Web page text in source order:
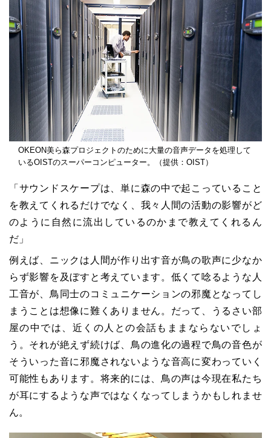
OKEON美ら森プロジェクトのために大量の音声データを処理して
いるOISTのスーパーコンピューター。（提供：OIST）
「サウンドスケープは、単に森の中で起こっていること
を教えてくれるだけでなく、我々人間の活動の影響がど
のように自然に流出しているのかまで教えてくれるん
だ」
例えば、ニックは人間が作り出す音が鳥の歌声に少なか
らず影響を及ぼすと考えています。低くて唸るような人
工音が、鳥同士のコミュニケーションの邪魔となってし
まうことは想像に難くありません。だって、うるさい部
屋の中では、近くの人との会話もままならないでしょ
う。それが絶えず続けば、鳥の進化の過程で鳥の音色が
そういった音に邪魔されないような音高に変わっていく
可能性もあります。将来的には、鳥の声は今現在私たち
が耳にするような声ではなくなってしまうかもしれませ
ん。